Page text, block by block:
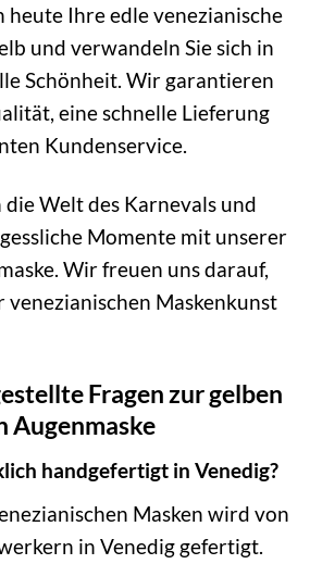
heute Ihre edle venezianische
und verwandeln Sie sich in
Schönheit. Wir garantieren
eine schnelle Lieferung
Kundenservice.
die Welt des Karnevals und
Momente mit unserer
Wir freuen uns darauf,
venezianischen Maskenkunst
Fragen zur gelben
Augenmaske
handgefertigt in Venedig?
Masken wird von
in Venedig gefertigt.